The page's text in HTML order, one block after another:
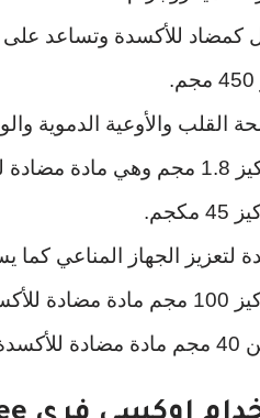
كمضاد للأكسدة وتساعد
القلب والأوعية الدموية
لتعزيز الجهاز المناعي كما